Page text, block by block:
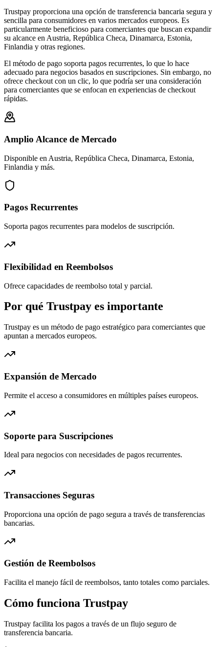
Trustpay proporciona una opción de transferencia bancaria segura y
sencilla para consumidores en varios mercados europeos. Es
particularmente beneficioso para comerciantes que buscan expandir
su alcance en Austria, República Checa, Dinamarca, Estonia,
Finlandia y otras regiones.
El método de pago soporta pagos recurrentes, lo que lo hace
adecuado para negocios basados en suscripciones. Sin embargo, no
ofrece checkout con un clic, lo que podría ser una consideración
para comerciantes que se enfocan en experiencias de checkout
rápidas.
Amplio Alcance de Mercado
Disponible en Austria, República Checa, Dinamarca, Estonia,
Finlandia y más.
Pagos Recurrentes
Soporta pagos recurrentes para modelos de suscripción.
Flexibilidad en Reembolsos
Ofrece capacidades de reembolso total y parcial.
Por qué Trustpay es importante
Trustpay es un método de pago estratégico para comerciantes que
apuntan a mercados europeos.
Expansión de Mercado
Permite el acceso a consumidores en múltiples países europeos.
Soporte para Suscripciones
Ideal para negocios con necesidades de pagos recurrentes.
Transacciones Seguras
Proporciona una opción de pago segura a través de transferencias
bancarias.
Gestión de Reembolsos
Facilita el manejo fácil de reembolsos, tanto totales como parciales.
Cómo funciona Trustpay
Trustpay facilita los pagos a través de un flujo seguro de
transferencia bancaria.